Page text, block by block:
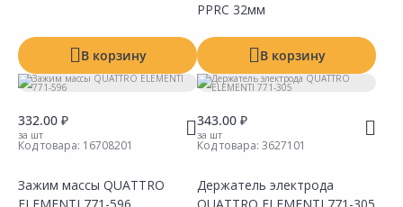
В корзину
PPRC 32мм
В корзину
332.00 ₽
за шт
Код товара: 16708201
Зажим массы QUATTRO
343.00 ₽
за шт
Код товара: 3627101
Держатель электрода